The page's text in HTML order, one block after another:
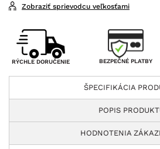
Zobraziť sprievodcu veľkosťami
RÝCHLE DORUČENIE BEZPEČNÉ PLATBY
ŠPECIFIKÁCIA
POPIS
HODNOTENIA